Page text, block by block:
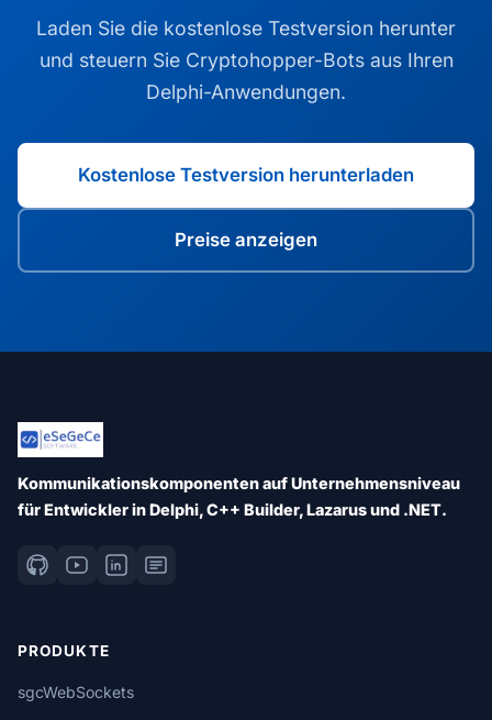
Laden Sie die kostenlose Testversion herunter
und steuern Sie Cryptohopper-Bots aus Ihren
Delphi-Anwendungen.
Kostenlose Testversion herunterladen
Preise anzeigen
Kommunikationskomponenten auf Unternehmensniveau
für Entwickler in Delphi, C++ Builder, Lazarus und .NET.
PRODUKTE
sgcWebSockets